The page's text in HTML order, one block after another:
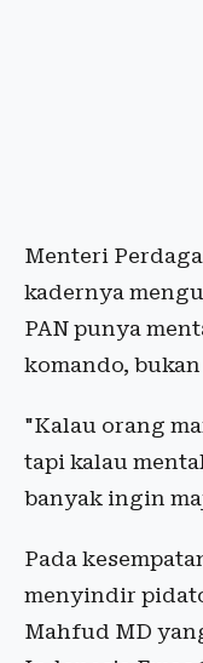
Menteri
kadernya
PAN punya
komando,
"Kalau orang
tapi kalau
banyak ingin
Pada
menyindir
Mahfud MD